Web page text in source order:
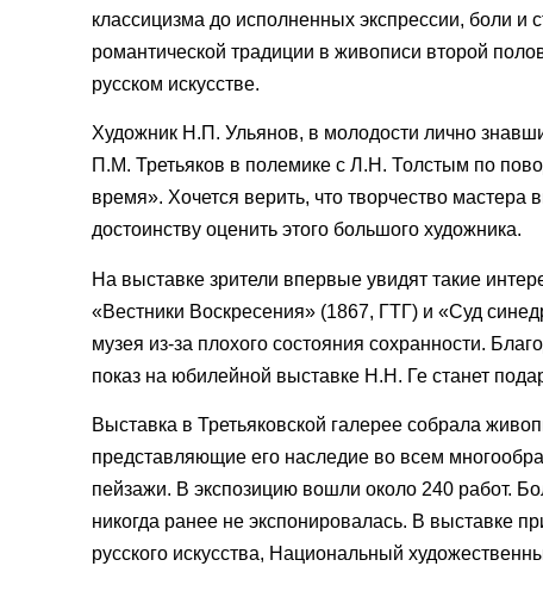
классицизма до исполненных экспрессии, боли и
романтической традиции в живописи второй
русском искусстве.
Художник Н.П. Ульянов, в молодости лично
П.М. Третьяков в полемике с Л.Н. Толстым по
время». Хочется верить, что творчество
достоинству оценить этого большого художника.
На выставке зрители впервые увидят такие
«Вестники Воскресения» (1867, ГТГ) и «Суд
музея из-за плохого состояния сохранности.
показ на юбилейной выставке Н.Н. Ге станет
Выставка в Третьяковской галерее собрала
представляющие его наследие во всем
пейзажи. В экспозицию вошли около 240 работ.
никогда ранее не экспонировалась. В выставке
русского искусства, Национальный